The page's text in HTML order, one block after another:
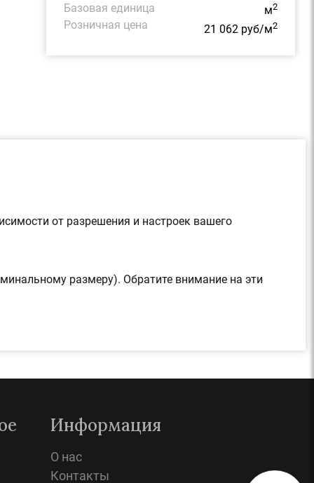
м2
Базовая единица
21 062 руб/м2
Розничная цена
от разрешения и настроек вашего
размеру). Обратите внимание на эти
Информация
О нас
Контакты